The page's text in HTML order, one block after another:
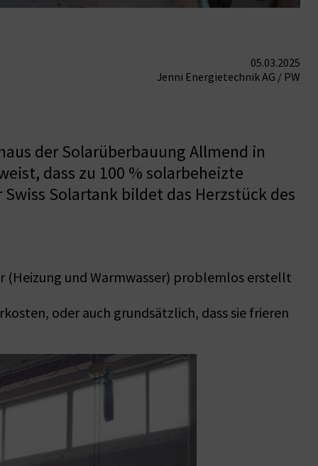
05.03.2025
Jenni Energietechnik AG / PW
der Solarüberbauung Allmend in
dass zu 100 % solarbeheizte
Solartank bildet das Herzstück des
(Heizung und Warmwasser) problemlos erstellt
oder auch grundsätzlich, dass sie frieren